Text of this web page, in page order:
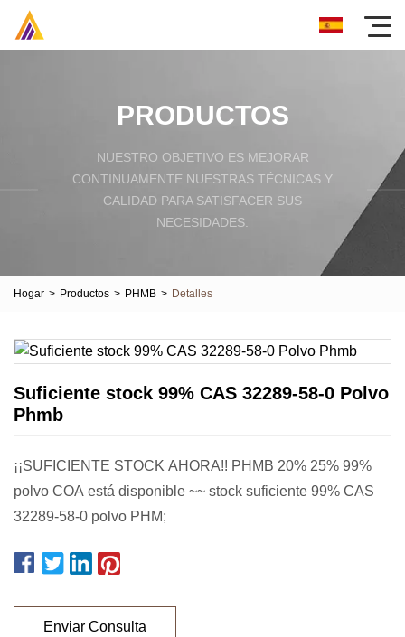
PRODUCTOS
NUESTRO OBJETIVO ES MEJORAR
CONTINUAMENTE NUESTRAS TÉCNICAS Y
CALIDAD PARA SATISFACER SUS
NECESIDADES.
Hogar > Productos > PHMB > Detalles
Suficiente stock 99% CAS 32289-58-0 Polvo
Phmb
¡¡SUFICIENTE STOCK AHORA!! PHMB 20% 25% 99%
polvo COA está disponible ~~ stock suficiente 99% CAS
32289-58-0 polvo PHM;
Enviar Consulta